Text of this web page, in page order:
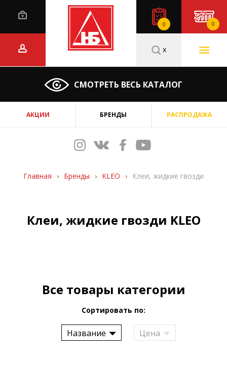
0 0
СМОТРЕТЬ ВЕСЬ КАТАЛОГ
x
АКЦИИ БРЕНДЫ РАСПРОДАЖА
Главная › Бренды › KLEO › Клеи, жидкие гвозди
Клеи, жидкие гвозди KLEO
Все товары категории
Сортировать по:
Название Цена